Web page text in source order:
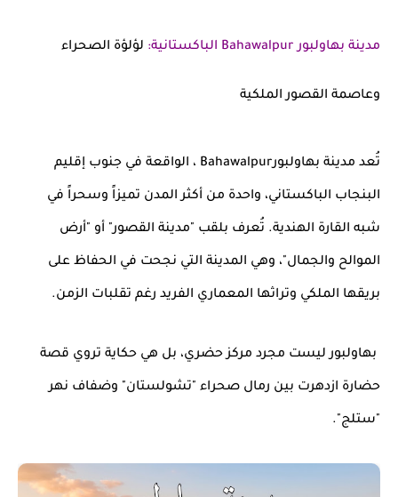
مدينة بهاولبور Bahawalpur الباكستانية: لؤلؤة الصحراء
وعاصمة القصور الملكية
تُعد مدينة بهاولبورBahawalpur ، الواقعة في جنوب إقليم
البنجاب الباكستاني، واحدة من أكثر المدن تميزاً وسحراً في
شبه القارة الهندية. تُعرف بلقب "مدينة القصور" أو "أرض
الموالح والجمال"، وهي المدينة التي نجحت في الحفاظ على
بريقها الملكي وتراثها المعماري الفريد رغم تقلبات الزمن.
بهاولبور ليست مجرد مركز حضري، بل هي حكاية تروي قصة
حضارة ازدهرت بين رمال صحراء "تشولستان" وضفاف نهر
"ستلج".